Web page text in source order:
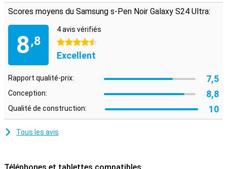
Scores moyens du Samsung s-Pen Noir Galaxy S24 Ultra:
8,8
4 avis vérifiés
4.5 étoiles
Excellent
Rapport qualité-prix: 7,5
Conception: 8,8
Qualité de construction: 10
Tous les avis